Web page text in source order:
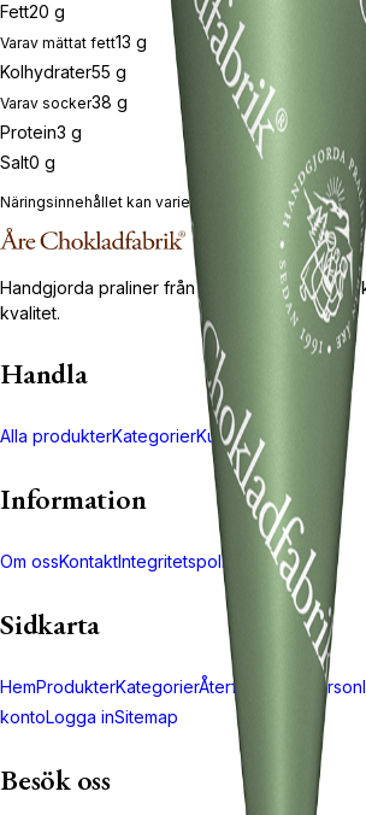
Fett20 g
Varav mättat fett13 g
Kolhydrater55 g
Varav socker38 g
Protein3 g
Salt0 g
Näringsinnehållet kan variera mellan produkter och
Handgjorda praliner från Åre sedan 1991.
kvalitet.
Handla
Alla produkterKategorierKundvagn
Information
Om ossKontaktIntegritetspolicy Returpolicy
Sidkarta
HemProdukterKategorierÅterförsäljare
kontoLogga inSitemap
Besök oss